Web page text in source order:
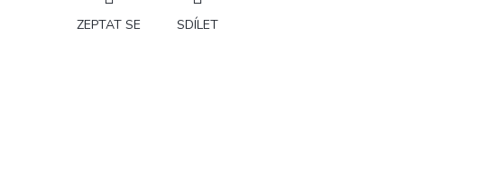
ZEPTAT SE SDÍLET